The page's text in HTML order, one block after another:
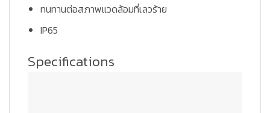
ทนทานต่อสภาพแวดล้อมที่เลวร้าย
IP65
Specifications